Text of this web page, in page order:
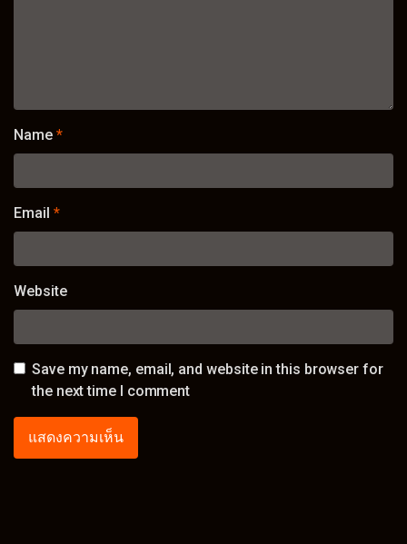
Name *
Email *
Website
Save my name, email, and website in this browser for
the next time I comment